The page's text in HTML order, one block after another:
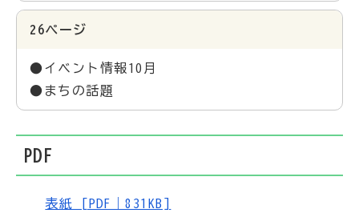
26ページ
●イベント情報10月
●まちの話題
PDF
表紙 [PDF｜831KB]